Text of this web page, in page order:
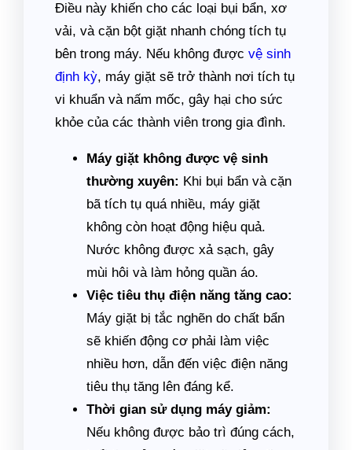
Điều này khiến cho các loại bụi bẩn, xơ
vải, và cặn bột giặt nhanh chóng tích tụ
bên trong máy. Nếu không được vệ sinh
định kỳ, máy giặt sẽ trở thành nơi tích tụ
vi khuẩn và nấm mốc, gây hại cho sức
khỏe của các thành viên trong gia đình.
Máy giặt không được vệ sinh
thường xuyên: Khi bụi bẩn và cặn
bã tích tụ quá nhiều, máy giặt
không còn hoạt động hiệu quả.
Nước không được xả sạch, gây
mùi hôi và làm hỏng quần áo.
Việc tiêu thụ điện năng tăng cao:
Máy giặt bị tắc nghẽn do chất bẩn
sẽ khiến động cơ phải làm việc
nhiều hơn, dẫn đến việc điện năng
tiêu thụ tăng lên đáng kể.
Thời gian sử dụng máy giảm:
Nếu không được bảo trì đúng cách,